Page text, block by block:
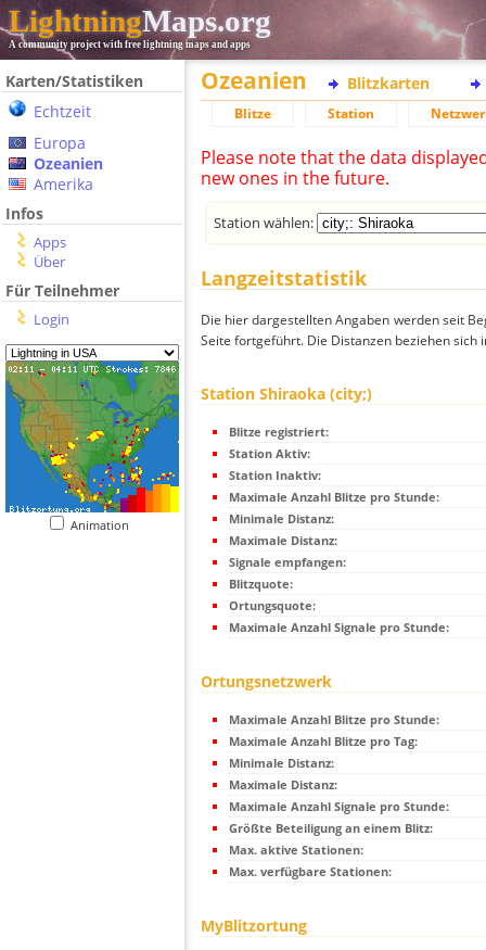
LightningMaps.org
A community project with free lightning maps and apps
Karten/Statistiken
Echtzeit
Europa
Ozeanien
Amerika
Infos
Apps
Über
Für Teilnehmer
Login
Animation
Ozeanien Blitzkarten
Blitze Station
Please note that the data
new ones in the future.
Station wählen:
Langzeitstatistik
Die hier dargestellten Angaben werden seit
Seite fortgeführt. Die Distanzen beziehen sich
Station Shiraoka (city;)
Blitze registriert:
Station Aktiv:
Station Inaktiv:
Maximale Anzahl Blitze pro Stunde:
Minimale Distanz:
Maximale Distanz:
Signale empfangen:
Blitzquote:
Ortungsquote:
Maximale Anzahl Signale pro Stunde:
Ortungsnetzwerk
Maximale Anzahl Blitze pro Stunde:
Maximale Anzahl Blitze pro Tag:
Minimale Distanz:
Maximale Distanz:
Maximale Anzahl Signale pro Stunde:
Größte Beteiligung an einem Blitz:
Max. aktive Stationen:
Max. verfügbare Stationen:
MyBlitzortung